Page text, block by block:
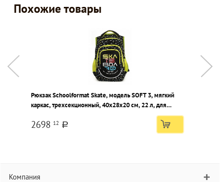
Похожие товары
Рюкзак Schoolformat Skate, модель SOFT 3, мягкий
каркас, трехсекционный, 40х28х20 см, 22 л, для
2698 12 a
Компания